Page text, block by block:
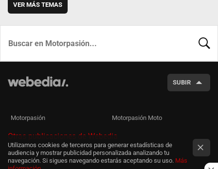
VER MÁS TEMAS
SUBIR
Motorpasión Motorpasión Moto
Otras publicaciones de Webedia
Utilizamos cookies de terceros para generar estadísticas de
audiencia y mostrar publicidad personalizada analizando tu
navegación. Si sigues navegando estarás aceptando su uso. Más